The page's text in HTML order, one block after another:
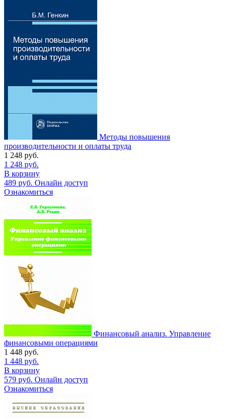
Методы повышения
производительности и оплаты труда
1 248 руб.
1 248 руб.
В корзину
489 руб. Онлайн доступ
Ознакомиться
Финансовый анализ. Управление
финансовыми операциями
1 448 руб.
1 448 руб.
В корзину
579 руб. Онлайн доступ
Ознакомиться